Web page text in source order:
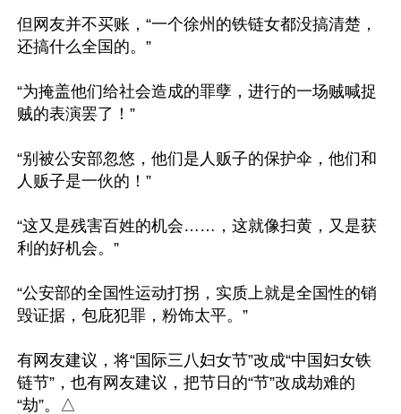
但网友并不买账，“一个徐州的铁链女都没搞清楚，
还搞什么全国的。”
“为掩盖他们给社会造成的罪孽，进行的一场贼喊捉
贼的表演罢了！”
“别被公安部忽悠，他们是人贩子的保护伞，他们和
人贩子是一伙的！”
“这又是残害百姓的机会……，这就像扫黄，又是获
利的好机会。”
“公安部的全国性运动打拐，实质上就是全国性的销
毁证据，包庇犯罪，粉饰太平。”
有网友建议，将“国际三八妇女节”改成“中国妇女铁
链节”，也有网友建议，把节日的“节”改成劫难的